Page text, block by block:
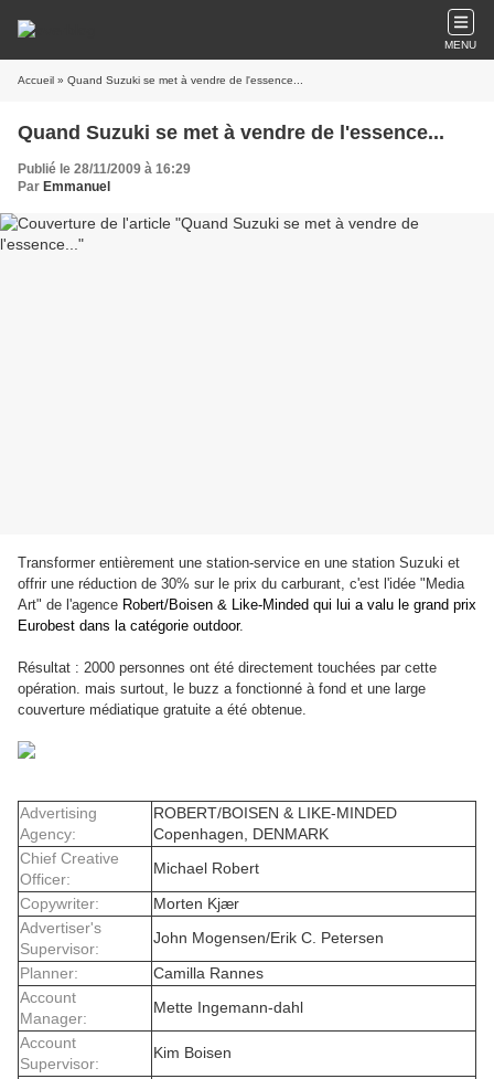
MENU
Accueil » Quand Suzuki se met à vendre de l'essence...
Quand Suzuki se met à vendre de l'essence...
Publié le 28/11/2009 à 16:29
Par Emmanuel
Transformer entièrement une station-service en une station Suzuki et
offrir une réduction de 30% sur le prix du carburant, c'est l'idée "Media
Art" de l'agence Robert/Boisen & Like-Minded qui lui a valu le grand prix
Eurobest dans la catégorie outdoor.
Résultat : 2000 personnes ont été directement touchées par cette
opération. mais surtout, le buzz a fonctionné à fond et une large
couverture médiatique gratuite a été obtenue.
Advertising
Agency:
ROBERT/BOISEN & LIKE-MINDED
Copenhagen, DENMARK
Chief Creative
Officer:
Michael Robert
Copywriter:
Morten Kjær
Advertiser's
Supervisor:
John Mogensen/Erik C. Petersen
Planner:
Camilla Rannes
Account
Manager:
Mette Ingemann-dahl
Account
Supervisor:
Kim Boisen